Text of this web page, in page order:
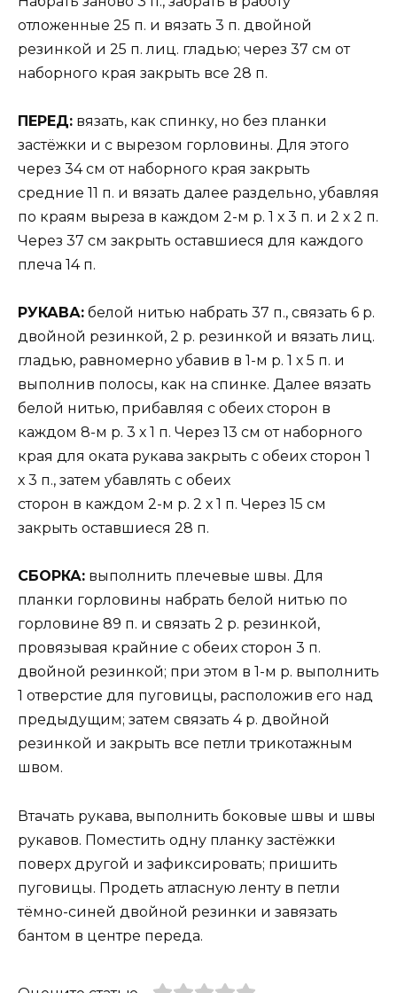
отложенные 25 п. и вязать 3 п. двойной
резинкой и 25 п. лиц. гладью; через 37 см от
наборного края закрыть все 28 п.
ПЕРЕД: вязать, как спинку, но без планки
застёжки и с вырезом горловины. Для этого
через 34 см от наборного края закрыть
средние 11 п. и вязать далее раздельно, убавляя
по краям выреза в каждом 2-м р. 1 х 3 п. и 2 х 2 п.
Через 37 см закрыть оставшиеся для каждого
плеча 14 п.
РУКАВА: белой нитью набрать 37 п., связать 6 р.
двойной резинкой, 2 р. резинкой и вязать лиц.
гладью, равномерно убавив в 1-м р. 1 х 5 п. и
выполнив полосы, как на спинке. Далее вязать
белой нитью, прибавляя с обеих сторон в
каждом 8-м р. 3 х 1 п. Через 13 см от наборного
края для оката рукава закрыть с обеих сторон 1
х 3 п., затем убавлять с обеих
сторон в каждом 2-м р. 2 х 1 п. Через 15 см
закрыть оставшиеся 28 п.
СБОРКА: выполнить плечевые швы. Для
планки горловины набрать белой нитью по
горловине 89 п. и связать 2 р. резинкой,
провязывая крайние с обеих сторон 3 п.
двойной резинкой; при этом в 1-м р. выполнить
1 отверстие для пуговицы, расположив его над
предыдущим; затем связать 4 р. двойной
резинкой и закрыть все петли трикотажным
швом.
Втачать рукава, выполнить боковые швы и швы
рукавов. Поместить одну планку застёжки
поверх другой и зафиксировать; пришить
пуговицы. Продеть атласную ленту в петли
тёмно-синей двойной резинки и завязать
бантом в центре переда.